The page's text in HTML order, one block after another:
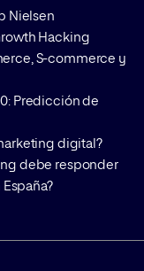
Nielsen
Hacking
S-commerce y
Predicción de
digital?
debe responder